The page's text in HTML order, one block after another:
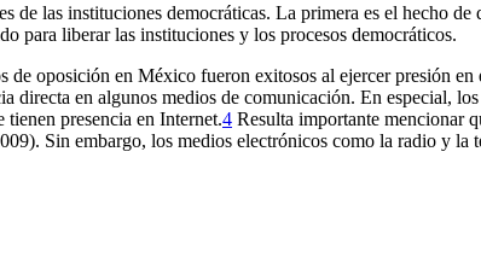
las instituciones democráticas. La primera es el hecho
para liberar las instituciones y los procesos democráticos.
oposición en México fueron exitosos al ejercer presión
directa en algunos medios de comunicación. En especial,
presencia en Internet.4 Resulta importante mencionar
Sin embargo, los medios electrónicos como la radio y la